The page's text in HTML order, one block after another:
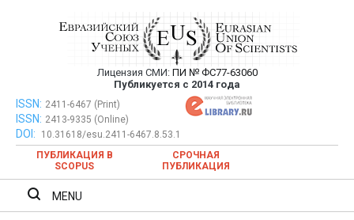
Евразийский Союз Ученых —
публикация научных статей в
ежемесячном научном журнале
Лицензия СМИ: ПИ № ФС77-63060
Публикуется с 2014 года
Евразийский Союз Ученых — публикация научных статей в
ежемесячном научном журнале
ISSN: 2411-6467 (Print)
ISSN: 2413-9335 (Online)
DOI:
10.31618/esu.2411-6467.8.53.1
ПУБЛИКАЦИЯ В
SCOPUS
СРОЧНАЯ
ПУБЛИКАЦИЯ
MENU